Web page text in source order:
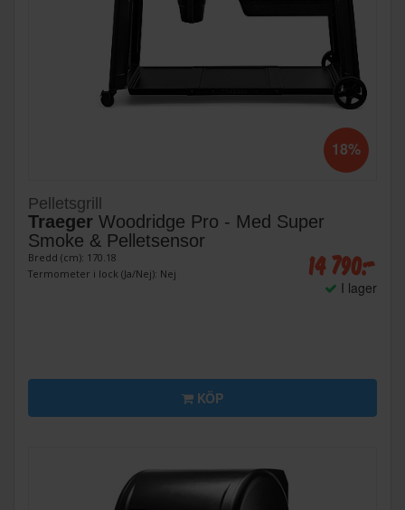
18%
Pelletsgrill
Traeger Woodridge Pro - Med Super
Smoke & Pelletsensor
Bredd (cm): 170.18
Termometer i lock (Ja/Nej): Nej
14 790:-
I lager
KÖP